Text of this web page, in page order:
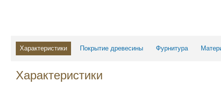
Характеристики Покрытие древесины Фурнитура
Характеристики